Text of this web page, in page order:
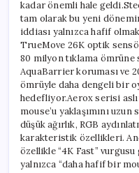
kadar önemli hale
tam olarak bu yeni
iddiası yalnızca hafif
TrueMove 26K optik
80 milyon tıklama ömrüne
AquaBarrier koruması ve
ömrüyle daha dengeli bir
hedefliyor.Aerox serisi
mouse’u yaklaşımını
düşük ağırlık, RGB
karakteristik özellikleri.
özellikle “4K Fast”
yalnızca “daha hafif bir